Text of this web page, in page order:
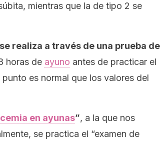
mientras que la de tipo 2 se
se realiza a través de una prueba de
horas de ayuno antes de practicar el
es normal que los valores del
en ayunas”, a la que nos
se practica el “examen de